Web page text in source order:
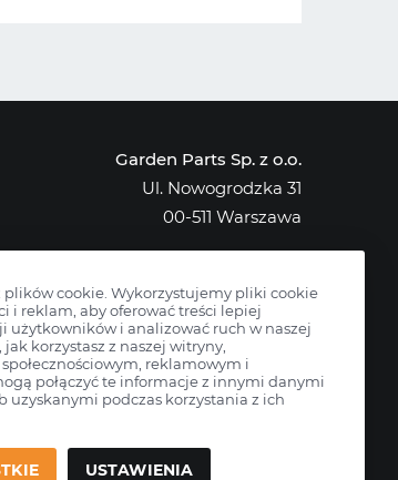
Garden Parts Sp. z o.o.
Ul. Nowogrodzka 31
00-511 Warszawa
NIP: 701-034-91-62
KRS: 0000431421
plików cookie. Wykorzystujemy pliki cookie
i reklam, aby oferować treści lepiej
użytkowników i analizować ruch w naszej
korzystasz z naszej witryny,
reklamowym i
połączyć te informacje z innymi danymi
uzyskanymi podczas korzystania z ich
USTAWIENIA